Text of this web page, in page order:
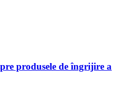
produsele de îngrijire a